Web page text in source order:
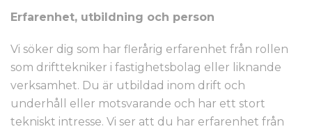
Erfarenhet, utbildning och person
Vi söker dig som har flerårig erfarenhet från rollen
som drifttekniker i fastighetsbolag eller liknande
verksamhet. Du är utbildad inom drift och
underhåll eller motsvarande och har ett stort
tekniskt intresse. Vi ser att du har erfarenhet från